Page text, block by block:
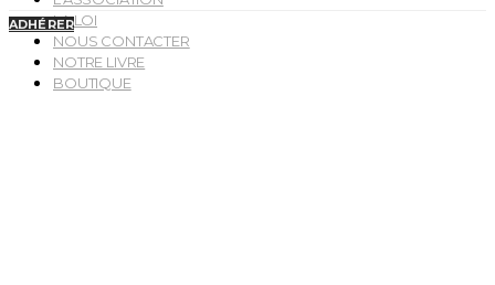
LA LOI
NOUS CONTACTER
NOTRE LIVRE
BOUTIQUE
ADHÉRER